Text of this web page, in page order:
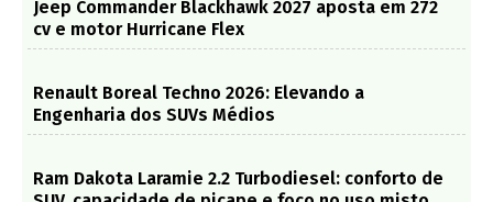
Jeep Commander Blackhawk 2027 aposta em 272
cv e motor Hurricane Flex
Renault Boreal Techno 2026: Elevando a
Engenharia dos SUVs Médios
Ram Dakota Laramie 2.2 Turbodiesel: conforto de